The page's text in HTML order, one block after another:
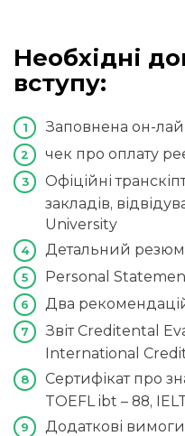
Необхідні
вступу:
Заповнена он-
чек про оплату
Офіційні
закладів,
University
Детальний
Personal
Два
Звіт Creditental
International
Сертифікат про
TOEFL ibt – 88,
Додаткові вимоги